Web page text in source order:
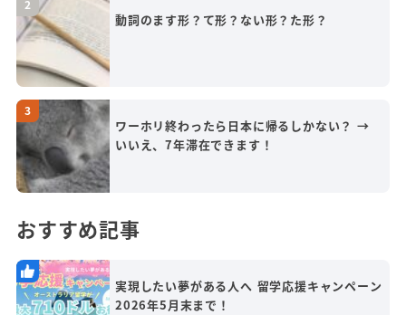
動詞のます形？て形？ない形？た形？
ワーホリ終わったら日本に帰るしかない？ →
いいえ、7年滞在できます！
おすすめ記事
実現したい夢がある人へ 留学応援キャンペーン
2026年5月末まで！